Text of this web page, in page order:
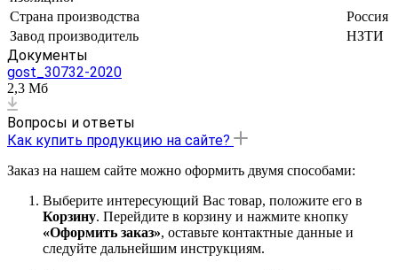
Страна производства
Россия
Завод производитель
НЗТИ
Документы
gost_30732-2020
2,3 Мб
Вопросы и ответы
Как купить продукцию на сайте?
Заказ на нашем сайте можно оформить двумя способами:
Выберите интересующий Вас товар, положите его в
Корзину. Перейдите в корзину и нажмите кнопку
«Оформить заказ», оставьте контактные данные и
следуйте дальнейшим инструкциям.